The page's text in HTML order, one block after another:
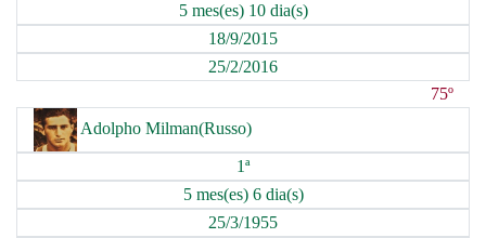
5 mes(es) 10 dia(s)
18/9/2015
25/2/2016
75º
Adolpho Milman(Russo)
1ª
5 mes(es) 6 dia(s)
25/3/1955